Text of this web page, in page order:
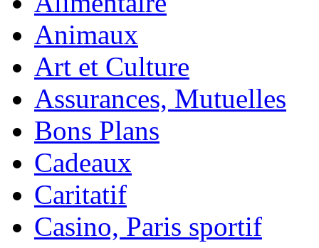
Animaux
Art et Culture
Assurances, Mutuelles
Bons Plans
Cadeaux
Caritatif
Casino, Paris sportif